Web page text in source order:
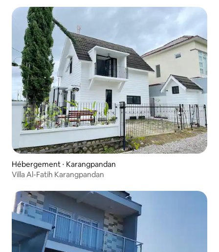
Hébergement ⋅ Karangpandan
Villa Al-Fatih Karangpandan